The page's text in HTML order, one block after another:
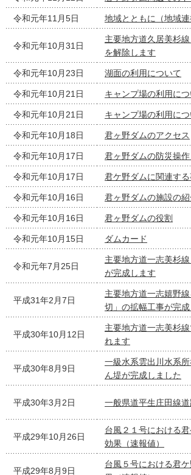
令和元年11月5日 地域とともに（地域連
令和元年10月31日
主要地方道久居美杉
を解除します
令和元年10月23日 湖面の利用について
令和元年10月21日 キャンプ場の利用に
令和元年10月21日 キャンプ場の利用に
令和元年10月18日 君ヶ野ダムのアクセス
令和元年10月17日 君ヶ野ダムの防災操
令和元年10月17日 君ケ野ダムに関連す
令和元年10月16日 君ヶ野ダムの施設の紹
令和元年10月16日 君ヶ野ダムの役割
令和元年10月15日 ダムカード
令和元年7月25日
主要地方道一志美杉
が完成します
平成31年2月7日
主要地方道一志嬉野
切」の拡幅工事が完
平成30年10月12日
主要地方道一志美杉
れます
平成30年8月9日
一級水系雲出川水系
ん堤が完成しました
平成30年3月2日 一般県道平生庄田線
平成29年10月26日
台風２１号における
効果（速報値）
平成29年8月9日
台風５号における君